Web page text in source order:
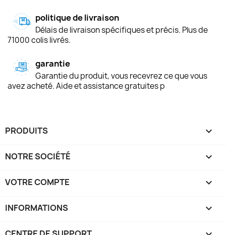
politique de livraison
Délais de livraison spécifiques et précis. Plus de
71000 colis livrés.
garantie
Garantie du produit, vous recevrez ce que vous
avez acheté. Aide et assistance gratuites p
PRODUITS 
NOTRE SOCIÉTÉ 
VOTRE COMPTE 
INFORMATIONS keyboard_arrow_down